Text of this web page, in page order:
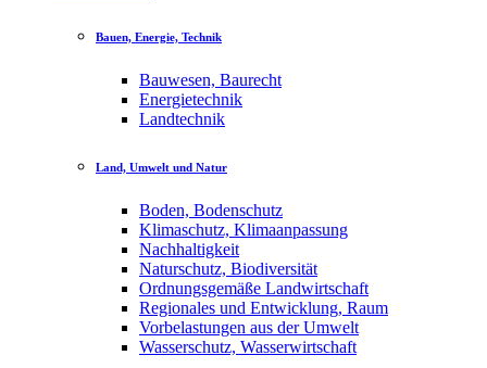
Bauen, Energie, Technik
Bauwesen, Baurecht
Energietechnik
Landtechnik
Land, Umwelt und Natur
Boden, Bodenschutz
Klimaschutz, Klimaanpassung
Nachhaltigkeit
Naturschutz, Biodiversität
Ordnungsgemäße Landwirtschaft
Regionales und Entwicklung, Raum
Vorbelastungen aus der Umwelt
Wasserschutz, Wasserwirtschaft